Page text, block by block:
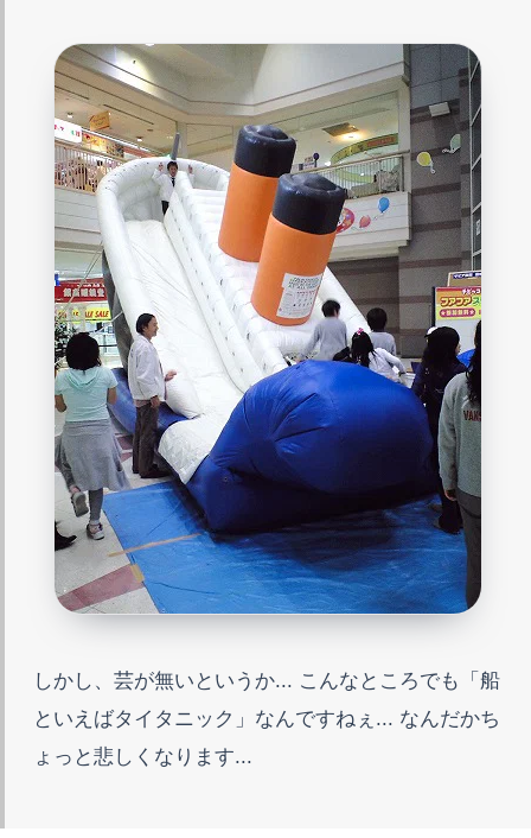
しかし、芸が無いというか... こんなところでも「船
といえばタイタニック」なんですねぇ... なんだかち
ょっと悲しくなります...